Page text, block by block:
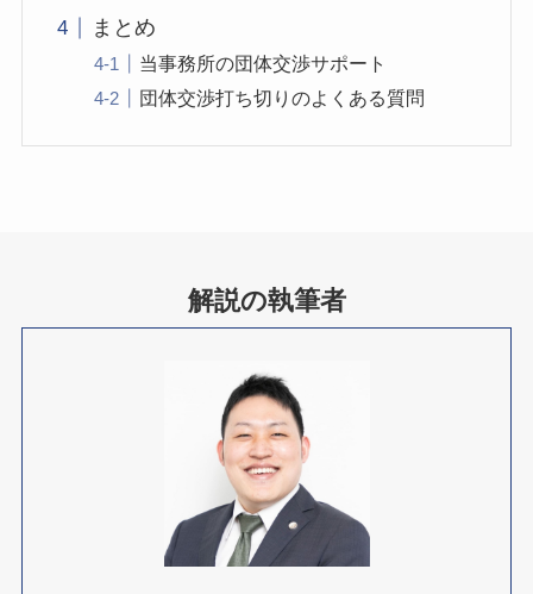
まとめ
当事務所の団体交渉サポート
団体交渉打ち切りのよくある質問
解説の執筆者